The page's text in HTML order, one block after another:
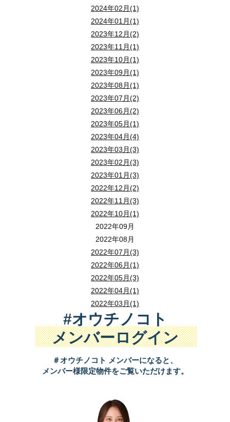
2024年02月(1)
2024年01月(1)
2023年12月(2)
2023年11月(1)
2023年10月(1)
2023年09月(1)
2023年08月(1)
2023年07月(2)
2023年06月(2)
2023年05月(1)
2023年04月(4)
2023年03月(3)
2023年02月(3)
2023年01月(3)
2022年12月(2)
2022年11月(3)
2022年10月(1)
2022年09月
2022年08月
2022年07月(3)
2022年06月(1)
2022年05月(3)
2022年04月(1)
2022年03月(1)
#オウチノコト
メンバーログイン
＃オウチノコト メンバーになると、
メンバー様限定物件をご覧いただけます。